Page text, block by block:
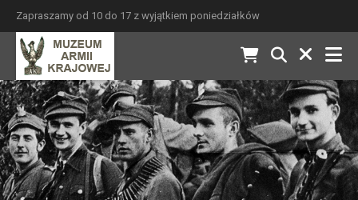
Zapraszamy od 10 do 17 z wyjątkiem poniedziałków